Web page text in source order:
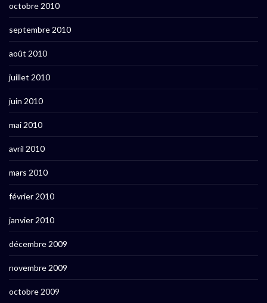
octobre 2010
septembre 2010
août 2010
juillet 2010
juin 2010
mai 2010
avril 2010
mars 2010
février 2010
janvier 2010
décembre 2009
novembre 2009
octobre 2009